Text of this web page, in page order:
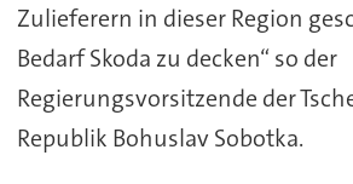
Zulieferern in dieser Region
Bedarf Skoda zu decken“ so der
Regierungsvorsitzende der
Republik Bohuslav Sobotka.